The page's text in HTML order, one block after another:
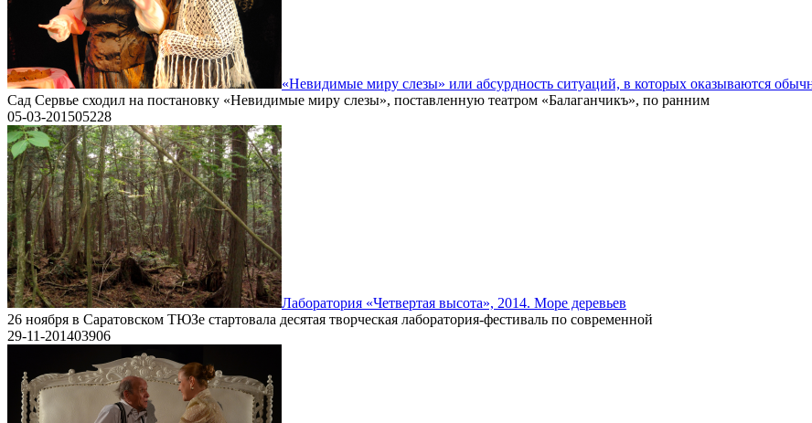
«Невидимые миру слезы» или абсурдность ситуаций, в которых оказываются
Сад Сервье сходил на постановку «Невидимые миру слезы», поставленную театром «Балаганчикъ», по ранним
05-03-201505228
Лаборатория «Четвертая высота», 2014. Море деревьев
26 ноября в Саратовском ТЮЗе стартовала десятая творческая лаборатория-фестиваль по современной
29-11-201403906